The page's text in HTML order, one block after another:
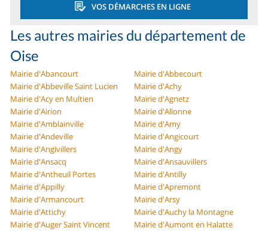
VOS DÉMARCHES EN LIGNE
Les autres mairies du département de
Oise
Mairie d'Abancourt
Mairie d'Abbecourt
Mairie d'Abbeville Saint Lucien
Mairie d'Achy
Mairie d'Acy en Multien
Mairie d'Agnetz
Mairie d'Airion
Mairie d'Allonne
Mairie d'Amblainville
Mairie d'Amy
Mairie d'Andeville
Mairie d'Angicourt
Mairie d'Angivillers
Mairie d'Angy
Mairie d'Ansacq
Mairie d'Ansauvillers
Mairie d'Antheuil Portes
Mairie d'Antilly
Mairie d'Appilly
Mairie d'Apremont
Mairie d'Armancourt
Mairie d'Arsy
Mairie d'Attichy
Mairie d'Auchy la Montagne
Mairie d'Auger Saint Vincent
Mairie d'Aumont en Halatte